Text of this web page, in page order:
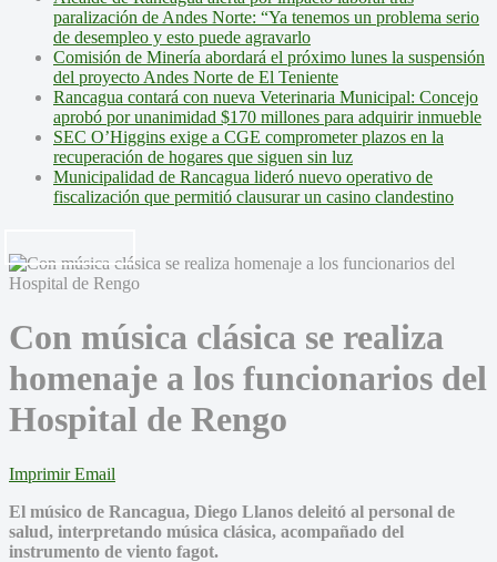
paralización de Andes Norte: “Ya tenemos un problema serio
de desempleo y esto puede agravarlo
Comisión de Minería abordará el próximo lunes la suspensión
del proyecto Andes Norte de El Teniente
Rancagua contará con nueva Veterinaria Municipal: Concejo
aprobó por unanimidad $170 millones para adquirir inmueble
SEC O’Higgins exige a CGE comprometer plazos en la
recuperación de hogares que siguen sin luz
Municipalidad de Rancagua lideró nuevo operativo de
fiscalización que permitió clausurar un casino clandestino
Con música clásica se realiza
homenaje a los funcionarios del
Hospital de Rengo
Imprimir Email
El músico de Rancagua, Diego Llanos deleitó al personal de
salud, interpretando música clásica, acompañado del
instrumento de viento fagot.